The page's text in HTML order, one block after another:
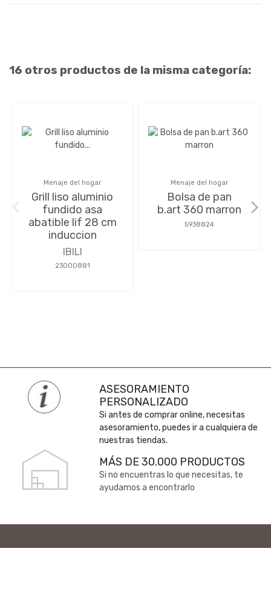
16 otros productos de la misma categoría:
Menaje del hogar
Grill liso aluminio
fundido asa
abatible lif 28 cm
induccion
IBILI
23000881
Menaje del hogar
Bolsa de pan
b.art 360 marron
5938824
ASESORAMIENTO
PERSONALIZADO
Si antes de comprar online, necesitas
asesoramiento, puedes ir a cualquiera de
nuestras tiendas.
MÁS DE 30.000 PRODUCTOS
Si no encuentras lo que necesitas, te
ayudamos a encontrarlo